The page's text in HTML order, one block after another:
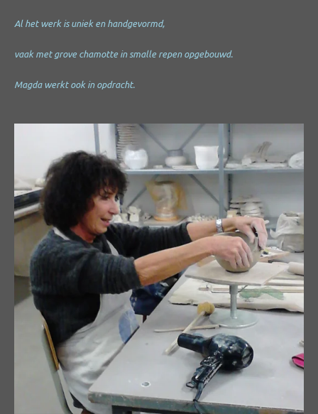
Al het werk is uniek en handgevormd,
vaak met grove chamotte in smalle repen opgebouwd.
Magda werkt ook in opdracht.